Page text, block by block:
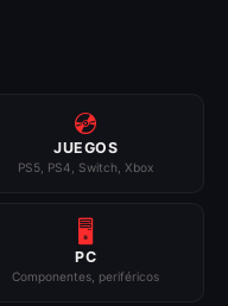
💿
JUEGOS
PS5, PS4, Switch, Xbox
🖥️
PC
Componentes, periféricos